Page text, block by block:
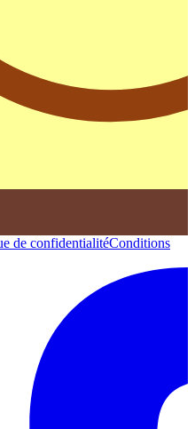
de confidentialitéConditions